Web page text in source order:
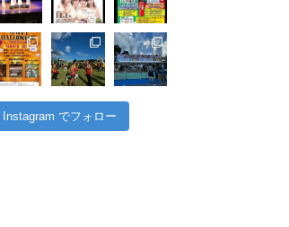
Instagram でフォロー